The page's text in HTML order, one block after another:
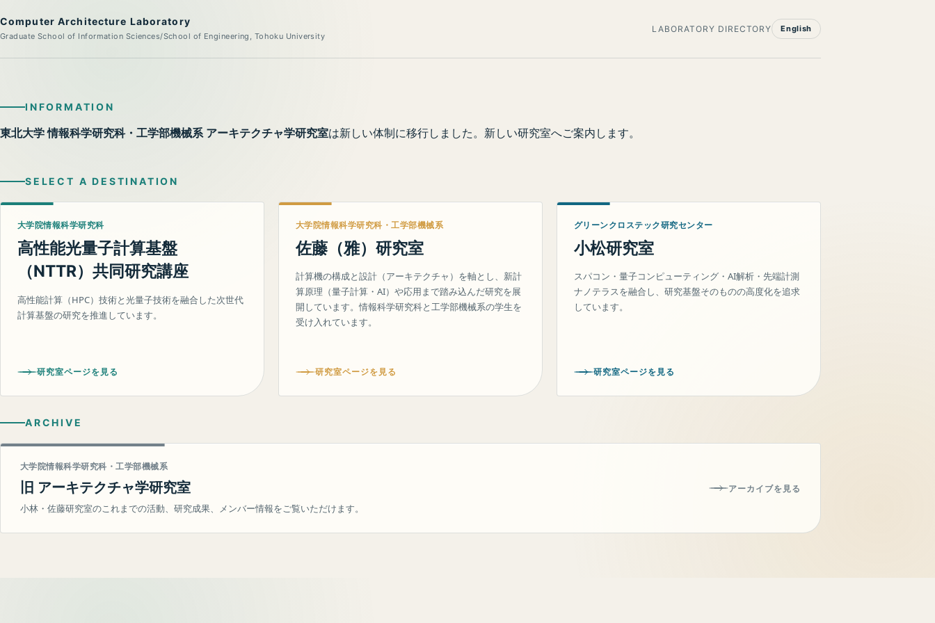
Computer Architecture Laboratory
Graduate School of Information Sciences/School of Engineering, Tohoku University
LABORATORY DIRECTORY English
INFORMATION
東北大学 情報科学研究科・工学部機械系 アーキテクチャ学研究室は新しい体制に移行しました。新しい研究室へご案内します。
SELECT A DESTINATION
大学院情報科学研究科
高性能光量子計算基盤
（NTTR）共同研究講座
高性能計算（HPC）技術と光量子技術を融合した次世代
計算基盤の研究を推進しています。
研究室ページを見る
大学院情報科学研究科・工学部機械系
佐藤（雅）研究室
計算機の構成と設計（アーキテクチャ）を軸とし、新計
算原理（量子計算・AI）や応用まで踏み込んだ研究を展
開しています。情報科学研究科と工学部機械系の学生を
受け入れています。
研究室ページを見る
グリーンクロステック研究センター
小松研究室
スパコン・量子コンピューティング・AI解析・先端計測
ナノテラスを融合し、研究基盤そのものの高度化を追求
しています。
研究室ページを見る
ARCHIVE
大学院情報科学研究科・工学部機械系
旧 アーキテクチャ学研究室
小林・佐藤研究室のこれまでの活動、研究成果、メンバー情報をご覧いただけます。
アーカイブを見る